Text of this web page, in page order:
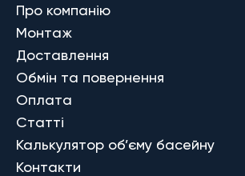
Про компанію
Монтаж
Доставлення
Обмін та повернення
Оплата
Статті
Калькулятор об’єму басейну
Контакти